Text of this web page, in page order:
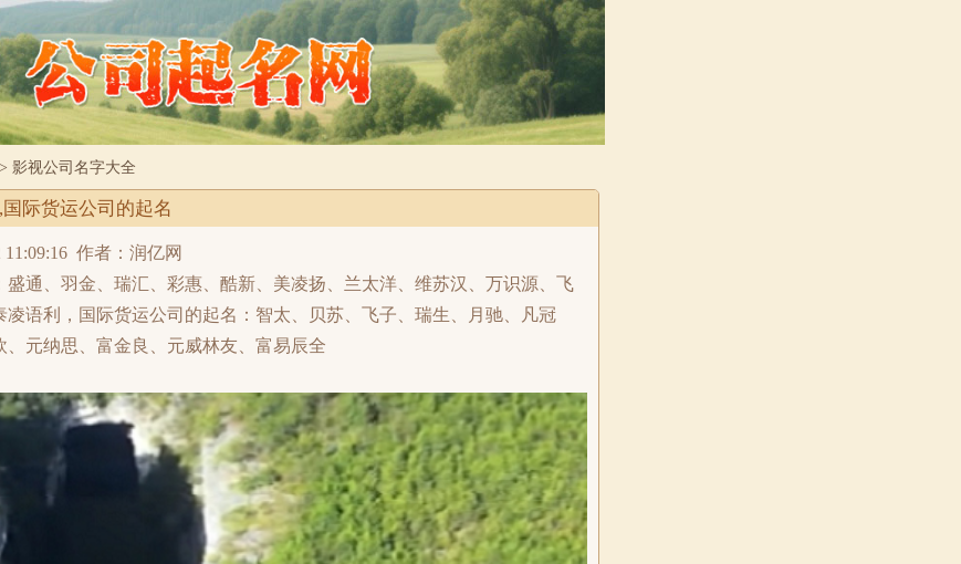
影视公司名字大全
际货运公司的起名
作者：润亿网
盛通、羽金、瑞汇、彩惠、酷新、美凌扬、兰太洋、维苏汉、万识源、飞
凌语利，国际货运公司的起名：智太、贝苏、飞子、瑞生、月驰、凡冠
、元纳思、富金良、元威林友、富易辰全